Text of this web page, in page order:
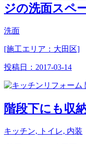
ジの洗面スペ
洗面
[施工エリア：大田区]
投稿日： 2017-03-14
階段下にも収
キッチン, トイレ, 内装